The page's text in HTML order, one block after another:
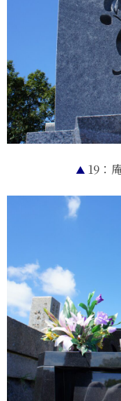
▲19：